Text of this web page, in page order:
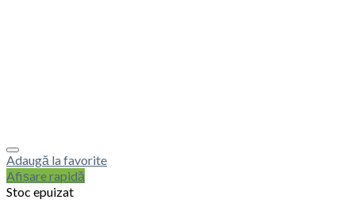
Adaugă la favorite
Afișare rapidă
Stoc epuizat